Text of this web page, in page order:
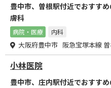
豊中市、曽根駅付近でおすす
膚科
病院・医療 内科
大阪府豊中市 阪急宝塚本線 曽
小林医院
豊中市、庄内駅付近でおすす